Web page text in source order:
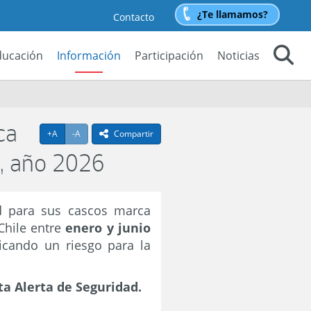
Contacto ¿Te llamamos?
Información Participación
Noticias
+A Agrandar texto
-A Achicar textoicono compartir
Compartir
año 2026
para sus cascos marca
entreenero y junio
un riesgo para la
Alerta de Seguridad.